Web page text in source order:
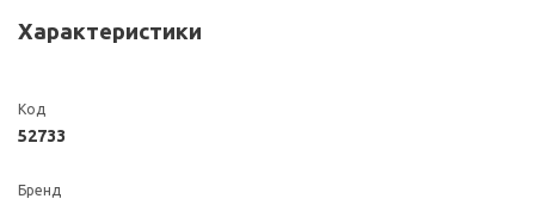
Характеристики
Код
52733
Бренд